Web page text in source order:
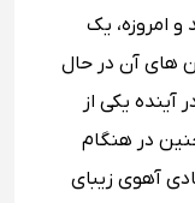
1390 تخریب شد و امروزه، یک
های آن در حال
یکی از
در هنگام
آهوی زیبای